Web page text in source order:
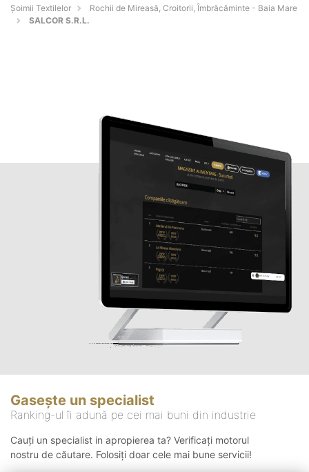
Șoimii Textilelor
Rochii de Mireasă, Croitorii, Îmbrăcăminte - Baia Mare
SALCOR S.R.L.
Gasește un specialist
Ranking-ul îi adună pe cei mai buni din industrie
Cauți un specialist in apropierea ta? Verificați motorul
nostru de căutare. Folosiți doar cele mai bune servicii!